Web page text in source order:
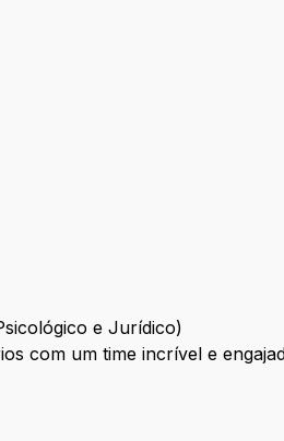
e Jurídico)
com um time incrível e